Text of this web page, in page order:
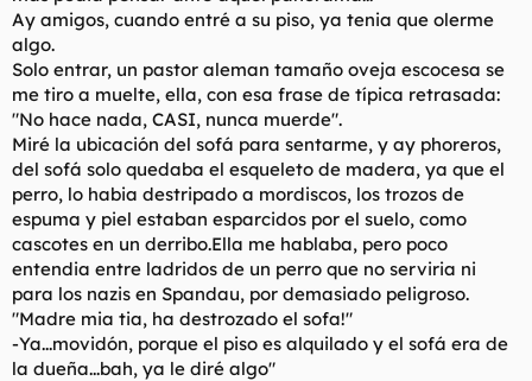
Ay amigos, cuando entré a su piso, ya tenia que olerme
algo.
Solo entrar, un pastor aleman tamaño oveja escocesa se
me tiro a muelte, ella, con esa frase de típica retrasada:
"No hace nada, CASI, nunca muerde".
Miré la ubicación del sofá para sentarme, y ay phoreros,
del sofá solo quedaba el esqueleto de madera, ya que el
perro, lo habia destripado a mordiscos, los trozos de
espuma y piel estaban esparcidos por el suelo, como
cascotes en un derribo.Ella me hablaba, pero poco
entendia entre ladridos de un perro que no serviria ni
para los nazis en Spandau, por demasiado peligroso.
"Madre mia tia, ha destrozado el sofa!"
-Ya...movidón, porque el piso es alquilado y el sofá era de
la dueña...bah, ya le diré algo"